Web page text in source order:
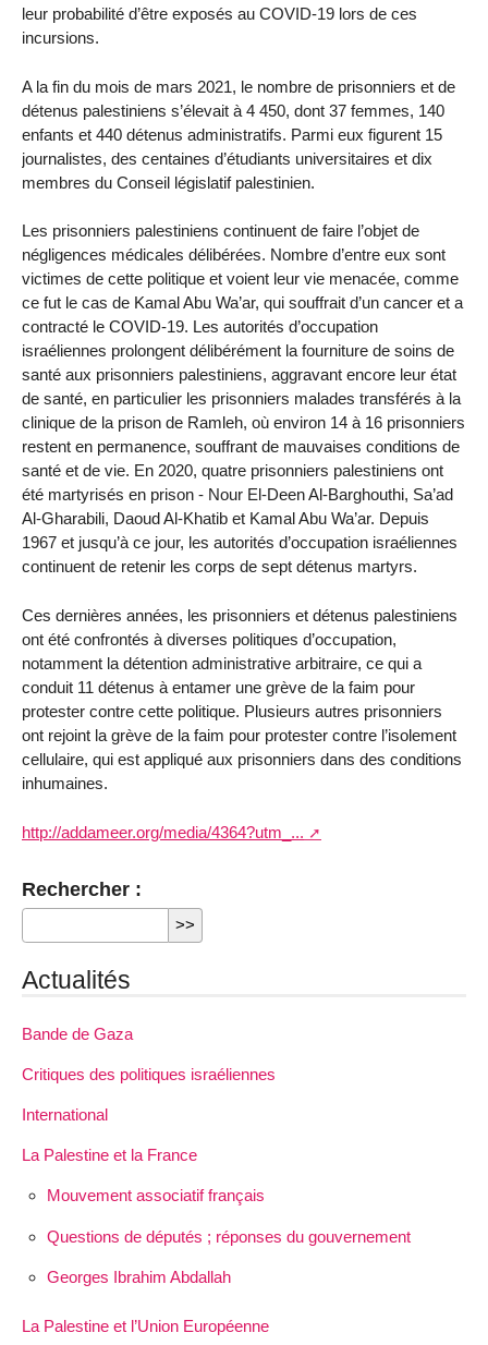
leur probabilité d’être exposés au COVID-19 lors de ces
incursions.
A la fin du mois de mars 2021, le nombre de prisonniers et de
détenus palestiniens s’élevait à 4 450, dont 37 femmes, 140
enfants et 440 détenus administratifs. Parmi eux figurent 15
journalistes, des centaines d’étudiants universitaires et dix
membres du Conseil législatif palestinien.
Les prisonniers palestiniens continuent de faire l’objet de
négligences médicales délibérées. Nombre d’entre eux sont
victimes de cette politique et voient leur vie menacée, comme
ce fut le cas de Kamal Abu Wa’ar, qui souffrait d’un cancer et a
contracté le COVID-19. Les autorités d’occupation
israéliennes prolongent délibérément la fourniture de soins de
santé aux prisonniers palestiniens, aggravant encore leur état
de santé, en particulier les prisonniers malades transférés à la
clinique de la prison de Ramleh, où environ 14 à 16 prisonniers
restent en permanence, souffrant de mauvaises conditions de
santé et de vie. En 2020, quatre prisonniers palestiniens ont
été martyrisés en prison - Nour El-Deen Al-Barghouthi, Sa’ad
Al-Gharabili, Daoud Al-Khatib et Kamal Abu Wa’ar. Depuis
1967 et jusqu’à ce jour, les autorités d’occupation israéliennes
continuent de retenir les corps de sept détenus martyrs.
Ces dernières années, les prisonniers et détenus palestiniens
ont été confrontés à diverses politiques d’occupation,
notamment la détention administrative arbitraire, ce qui a
conduit 11 détenus à entamer une grève de la faim pour
protester contre cette politique. Plusieurs autres prisonniers
ont rejoint la grève de la faim pour protester contre l’isolement
cellulaire, qui est appliqué aux prisonniers dans des conditions
inhumaines.
http://addameer.org/media/4364?utm_...
Rechercher :
Actualités
Bande de Gaza
Critiques des politiques israéliennes
International
La Palestine et la France
Mouvement associatif français
Questions de députés ; réponses du gouvernement
Georges Ibrahim Abdallah
La Palestine et l’Union Européenne